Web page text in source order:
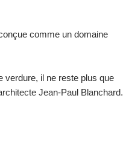
comme un domaine
verdure, il ne reste plus que
Jean-Paul Blanchard.